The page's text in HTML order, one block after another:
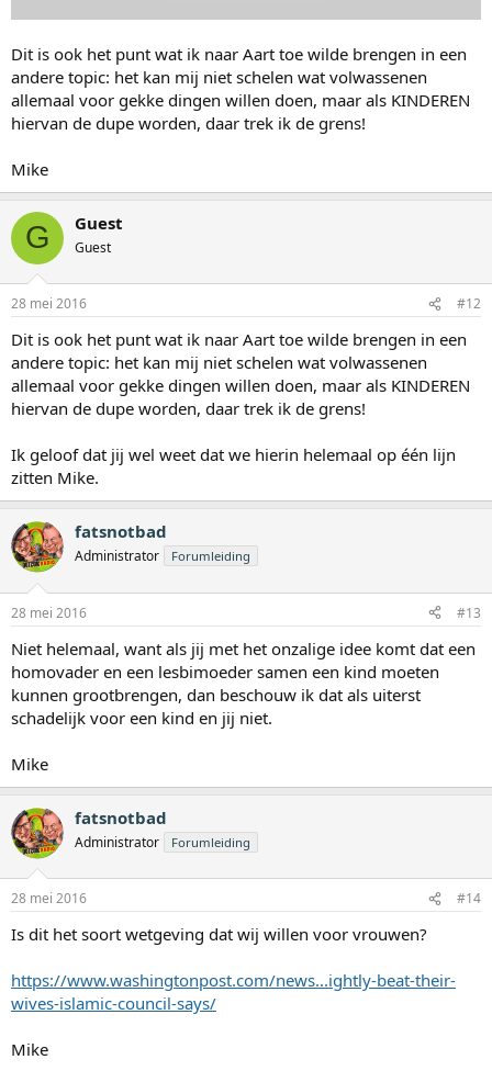
Dit is ook het punt wat ik naar Aart toe wilde brengen in een
andere topic: het kan mij niet schelen wat volwassenen
allemaal voor gekke dingen willen doen, maar als KINDEREN
hiervan de dupe worden, daar trek ik de grens!
Mike
G Guest
Guest
28 mei 2016 #12
Dit is ook het punt wat ik naar Aart toe wilde brengen in een
andere topic: het kan mij niet schelen wat volwassenen
allemaal voor gekke dingen willen doen, maar als KINDEREN
hiervan de dupe worden, daar trek ik de grens!
Ik geloof dat jij wel weet dat we hierin helemaal op één lijn
zitten Mike.
fatsnotbad
Administrator Forumleiding
28 mei 2016 #13
Niet helemaal, want als jij met het onzalige idee komt dat een
homovader en een lesbimoeder samen een kind moeten
kunnen grootbrengen, dan beschouw ik dat als uiterst
schadelijk voor een kind en jij niet.
Mike
fatsnotbad
Administrator Forumleiding
28 mei 2016 #14
Is dit het soort wetgeving dat wij willen voor vrouwen?
https://www.washingtonpost.com/news...ightly-beat-their-
wives-islamic-council-says/
Mike